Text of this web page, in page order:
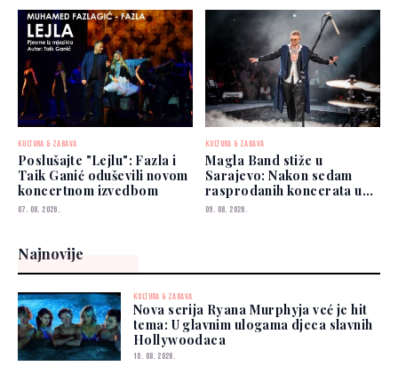
KULTURA & ZABAVA
Poslušajte "Lejlu": Fazla i
Taik Ganić oduševili novom
koncertnom izvedbom
07. 08. 2026.
KULTURA & ZABAVA
Magla Band stiže u
Sarajevo: Nakon sedam
rasprodanih koncerata u
Beogradu spremaju
09. 08. 2026.
Najnovije
KULTURA & ZABAVA
Nova serija Ryana Murphyja već je hit
tema: U glavnim ulogama djeca slavnih
Hollywoodaca
10. 08. 2026.